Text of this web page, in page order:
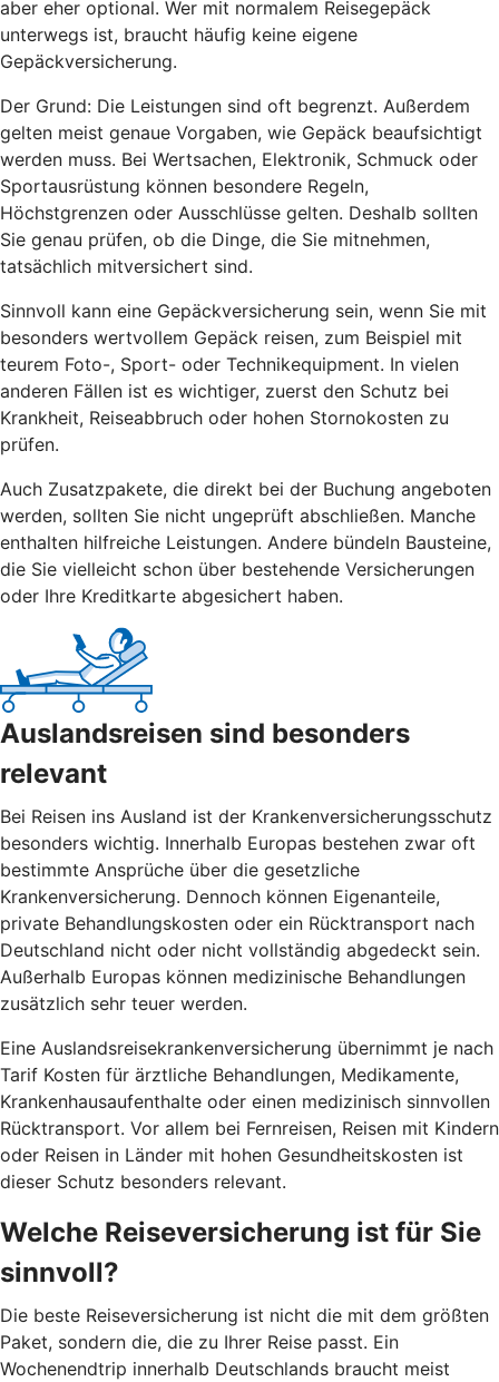
aber eher optional. Wer mit normalem Reisegepäck
unterwegs ist, braucht häufig keine eigene
Gepäckversicherung.
Der Grund: Die Leistungen sind oft begrenzt. Außerdem
gelten meist genaue Vorgaben, wie Gepäck beaufsichtigt
werden muss. Bei Wertsachen, Elektronik, Schmuck oder
Sportausrüstung können besondere Regeln,
Höchstgrenzen oder Ausschlüsse gelten. Deshalb sollten
Sie genau prüfen, ob die Dinge, die Sie mitnehmen,
tatsächlich mitversichert sind.
Sinnvoll kann eine Gepäckversicherung sein, wenn Sie mit
besonders wertvollem Gepäck reisen, zum Beispiel mit
teurem Foto-, Sport- oder Technikequipment. In vielen
anderen Fällen ist es wichtiger, zuerst den Schutz bei
Krankheit, Reiseabbruch oder hohen Stornokosten zu
prüfen.
Auch Zusatzpakete, die direkt bei der Buchung angeboten
werden, sollten Sie nicht ungeprüft abschließen. Manche
enthalten hilfreiche Leistungen. Andere bündeln Bausteine,
die Sie vielleicht schon über bestehende Versicherungen
oder Ihre Kreditkarte abgesichert haben.
Auslandsreisen sind besonders
relevant
Bei Reisen ins Ausland ist der Krankenversicherungsschutz
besonders wichtig. Innerhalb Europas bestehen zwar oft
bestimmte Ansprüche über die gesetzliche
Krankenversicherung. Dennoch können Eigenanteile,
private Behandlungskosten oder ein Rücktransport nach
Deutschland nicht oder nicht vollständig abgedeckt sein.
Außerhalb Europas können medizinische Behandlungen
zusätzlich sehr teuer werden.
Eine Auslandsreisekrankenversicherung übernimmt je nach
Tarif Kosten für ärztliche Behandlungen, Medikamente,
Krankenhausaufenthalte oder einen medizinisch sinnvollen
Rücktransport. Vor allem bei Fernreisen, Reisen mit Kindern
oder Reisen in Länder mit hohen Gesundheitskosten ist
dieser Schutz besonders relevant.
Welche Reiseversicherung ist für Sie
sinnvoll?
Die beste Reiseversicherung ist nicht die mit dem größten
Paket, sondern die, die zu Ihrer Reise passt. Ein
Wochenendtrip innerhalb Deutschlands braucht meist